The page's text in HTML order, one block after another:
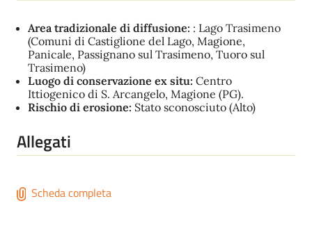
Area tradizionale di diffusione: : Lago Trasimeno
(Comuni di Castiglione del Lago, Magione,
Panicale, Passignano sul Trasimeno, Tuoro sul
Trasimeno)
Luogo di conservazione ex situ: Centro
Ittiogenico di S. Arcangelo, Magione (PG).
Rischio di erosione: Stato sconosciuto (Alto)
Allegati
Scheda completa